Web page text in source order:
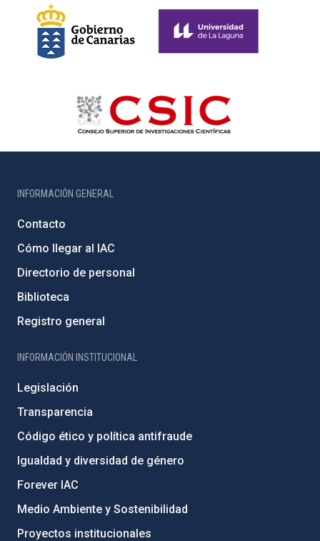
INFORMACIÓN GENERAL
Contacto
Cómo llegar al IAC
Directorio de personal
Biblioteca
Registro general
INFORMACIÓN INSTITUCIONAL
Legislación
Transparencia
Código ético y política antifraude
Igualdad y diversidad de género
Forever IAC
Medio Ambiente y Sostenibilidad
Proyectos institucionales